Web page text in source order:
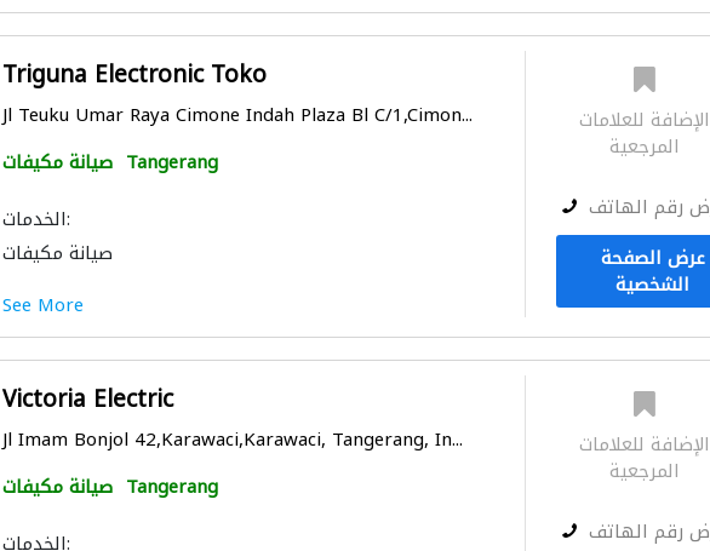
Triguna Electronic Toko
Jl Teuku Umar Raya Cimone Indah Plaza Bl C/1,Cimon...
صيانة مكيفات Tangerang
الخدمات:
صيانة مكيفات
See More
الإضافة للعلامات
المرجعية
رقم الهاتف
عرض الصفحة
الشخصية
Victoria Electric
Jl Imam Bonjol 42,Karawaci,Karawaci, Tangerang, In...
صيانة مكيفات Tangerang
الخدمات:
الإضافة للعلامات
المرجعية
رقم الهاتف